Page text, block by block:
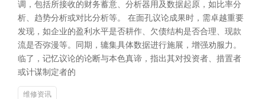
调，包括所接收的财务蓄意、分析器用及数据起原，如比率分
析、趋势分析或对比分析等。 在面孔议论成果时，需卓越重要
发现，如企业的盈利水平是否耕作、欠债结构是否合理、现款
流是否弥漫等。同期，辘集具体数据进行施展，增强劝服力。
临了，记忆议论的论断与本色真谛，指出其对投资者、措置者
或计谋制定者的
维修资讯